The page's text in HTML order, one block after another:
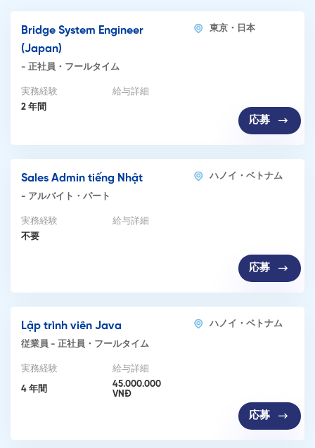
Bridge System Engineer
(Japan)
- 正社員・フールタイム
実務経験
給与詳細
2 年間
東京・日本
応募
Sales Admin tiếng Nhật
- アルバイト・パート
実務経験
給与詳細
不要
ハノイ・ベトナム
応募
Lập trình viên Java
従業員 - 正社員・フールタイム
実務経験 給与詳細
4 年間
45.000.000
VNĐ
ハノイ・ベトナム
応募